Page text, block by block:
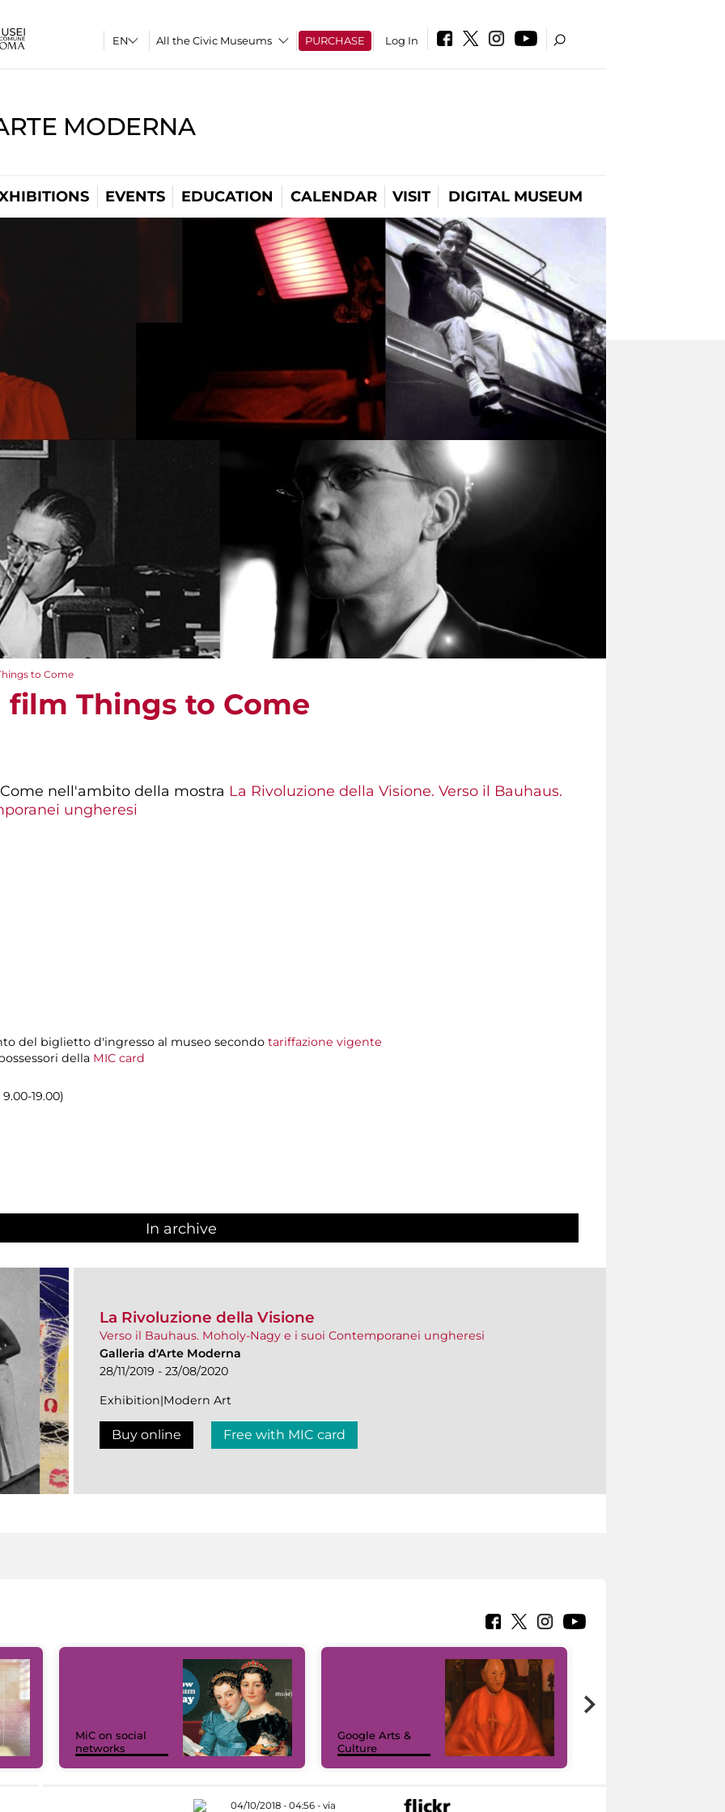
All the Civic Museums PURCHASE Log In
MODERNA
EVENTS EDUCATION CALENDAR VISIT DIGITAL MUSEUM
to Come
Things to Come
nell'ambito della mostra La Rivoluzione della Visione. Verso il Bauhaus.
ungheresi
del biglietto d'ingresso al museo secondo tariffazione vigente
della MIC card
19.00)
In archive
La Rivoluzione della Visione
Verso il Bauhaus. Moholy-Nagy e i suoi Contemporanei ungheresi
Galleria d'Arte Moderna
28/11/2019 - 23/08/2020
Exhibition|Modern Art
Buy online Free with MIC card
MiC on social
networks
Google Arts &
Culture